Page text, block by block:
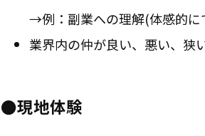
→例：副業への理解(体感的に
業界内の仲が良い、悪い、狭
●現地体験